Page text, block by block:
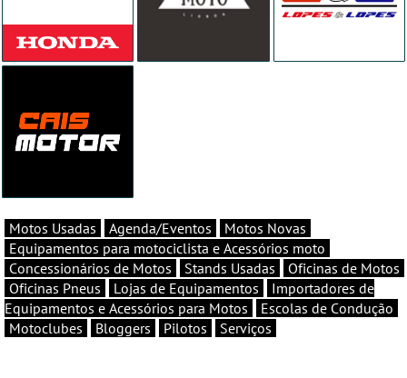
Motos Usadas Agenda/Eventos
Motos Novas
Equipamentos para motociclista e Acessórios moto
Concessionários de Motos
Stands Usadas
Oficinas de Motos
Oficinas Pneus
Lojas de Equipamentos
Importadores de
Equipamentos e Acessórios para Motos
Escolas de Condução
Motoclubes
Bloggers Pilotos Serviços